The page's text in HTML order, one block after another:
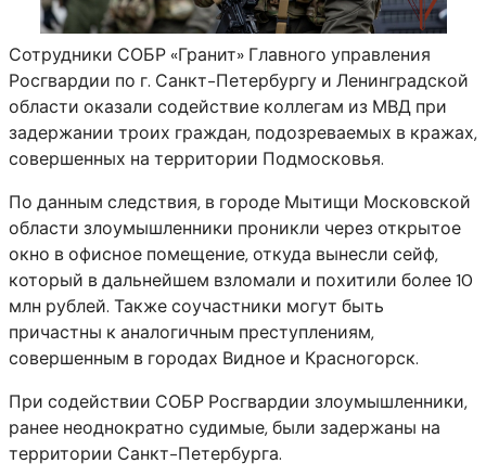
Сотрудники СОБР «Гранит» Главного управления
Росгвардии по г. Санкт-Петербургу и Ленинградской
области оказали содействие коллегам из МВД при
задержании троих граждан, подозреваемых в кражах,
совершенных на территории Подмосковья.
По данным следствия, в городе Мытищи Московской
области злоумышленники проникли через открытое
окно в офисное помещение, откуда вынесли сейф,
который в дальнейшем взломали и похитили более 10
млн рублей. Также соучастники могут быть
причастны к аналогичным преступлениям,
совершенным в городах Видное и Красногорск.
При содействии СОБР Росгвардии злоумышленники,
ранее неоднократно судимые, были задержаны на
территории Санкт-Петербурга.